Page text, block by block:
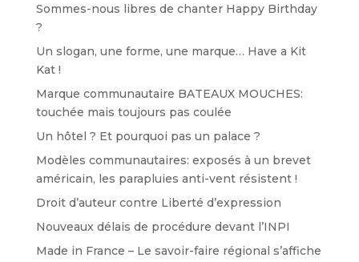
Sommes-nous libres de chanter Happy Birthday
?
Un slogan, une forme, une marque… Have a Kit
Kat !
Marque communautaire BATEAUX MOUCHES:
touchée mais toujours pas coulée
Un hôtel ? Et pourquoi pas un palace ?
Modèles communautaires: exposés à un brevet
américain, les parapluies anti-vent résistent !
Droit d’auteur contre Liberté d’expression
Nouveaux délais de procédure devant l’INPI
Made in France – Le savoir-faire régional s’affiche